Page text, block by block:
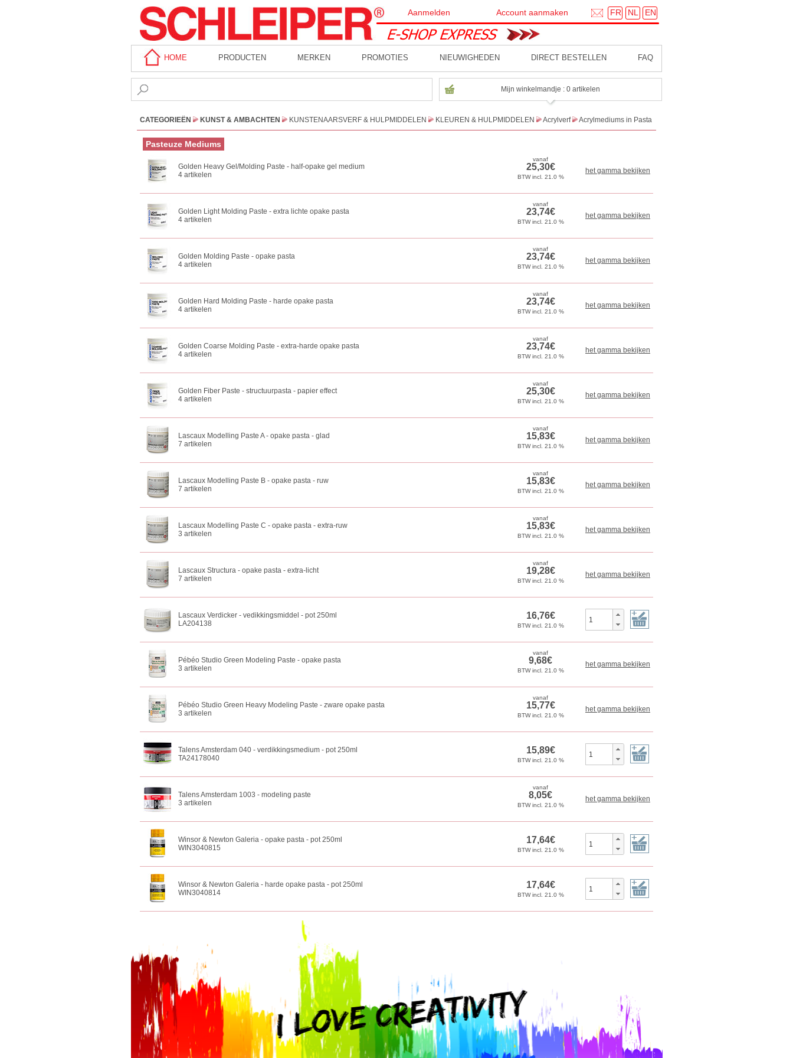
FR NL EN
Aanmelden Account aanmaken
HOME PRODUCTEN MERKEN PROMOTIES NIEUWIGHEDEN DIRECT BESTELLEN FAQ
Mijn winkelmandje : 0 artikelen
CATEGORIEËN KUNST & AMBACHTEN KUNSTENAARSVERF & HULPMIDDELEN KLEUREN & HULPMIDDELEN Acrylverf Acrylmediums in Pasta
Pasteuze Mediums
Golden Heavy Gel/Molding Paste - half-opake gel medium
4 artikelen
het gamma bekijken
Golden Light Molding Paste - extra lichte opake pasta
4 artikelen
het gamma bekijken
Golden Molding Paste - opake pasta
4 artikelen
het gamma bekijken
Golden Hard Molding Paste - harde opake pasta
4 artikelen
het gamma bekijken
Golden Coarse Molding Paste - extra-harde opake pasta
4 artikelen
het gamma bekijken
Golden Fiber Paste - structuurpasta - papier effect
4 artikelen
het gamma bekijken
Lascaux Modelling Paste A - opake pasta - glad
7 artikelen
het gamma bekijken
Lascaux Modelling Paste B - opake pasta - ruw
7 artikelen
het gamma bekijken
Lascaux Modelling Paste C - opake pasta - extra-ruw
3 artikelen
het gamma bekijken
Lascaux Structura - opake pasta - extra-licht
7 artikelen
het gamma bekijken
Lascaux Verdicker - vedikkingsmiddel - pot 250ml
LA204138
Pébéo Studio Green Modeling Paste - opake pasta
3 artikelen
het gamma bekijken
Pébéo Studio Green Heavy Modeling Paste - zware opake pasta
3 artikelen
het gamma bekijken
Talens Amsterdam 040 - verdikkingsmedium - pot 250ml
TA24178040
Talens Amsterdam 1003 - modeling paste
3 artikelen
het gamma bekijken
Winsor & Newton Galeria - opake pasta - pot 250ml
WIN3040815
Winsor & Newton Galeria - harde opake pasta - pot 250ml
WIN3040814